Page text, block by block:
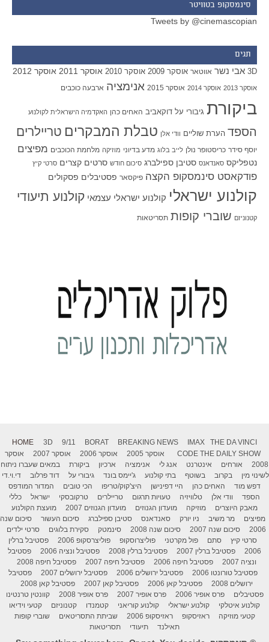
סינמסקופ בטוויטר
Tweets by @cinemascopian
תגים
3D אבי נשר אווטאר אוסקר 2009 אוסקר 2010 אוסקר 2011 אוסקר 2012
אוסקר 2013 אוסקר 2014 אוסקר 2015 אנימציה ארבעה כוכבים
ביקורת גיבורי על דוקאביב האחים כהן האקדמיה הישראלית לקולנוע
הספד הערת שוליים וודי אלן טבלת המבקרים טריילרים
יוסף סידר כריסטופר נולן לייב בלוג מדע בדיוני מוזיקה מלחמת הכוכבים מפיצים
נטפליקס סאנדאנס סטיבן ספילברג סיכום חודש סרטים קצרים סרטי קיץ
פודקאסט סינמסקופ הקצה פיקסאר פסטיבלים פסקולים
קולנוע ישראלי קולנוע ישראלי עצמאי קולנוע תיעודי
קטנוניזם שוברי קופות תסריטאות
HOME 3D 9/11 BORAT BREAKING NEWS IMAX
THE DA VINCI
CODE THE DAILY SHOW אוסקר 2005 אוסקר 2006 אוסקר 2007
אוסקר
2008
אורחים אינטרנט אנג לי אנימציה ארכיון ביקורת
במאים שעברו ניתוח
לשינוי מין
בקרוב בשוטף בתי קולנוע ג'יימס בונד גיבורי על דוד פרלוב
די.וי.די
דפש מוד
האחים כהן היי דפינישן היצ'קוק/טריפו הכי טובים
המדור המודפס
הספד
וודי אלן טלוויזיה טעויות תרגום טריילרים טרקובסקי ישראל
כללי
מאבק היוצרים
מוזיקה מועדון הגנוזים מועדון הגנוזים 2007
מועצת הקולנוע
מפיצים
מר משיב ניו יורק סאנדאנס סטיבן ספילברג סיכום העשור
סיכום שנה
2006
סיכום שנה 2007 סיכום שנה 2008 סינמטק סקירת בלוגים
סרטי ילדים
סרטי קיץ
סתם פול מקרטני פוליצרוסקופ פוליצרסקופ 2006
פסטיבל ברלין
2006
פסטיבל ברלין 2007 פסטיבל ברלין 2008 פסטיבל ונציה 2006
פסטיבל
ונציה 2007
פסטיבל חיפה 2006 פסטיבל חיפה 2007
פסטיבל חיפה 2008
פסטיבל טורונטו 2006
פסטיבל ירושלים 2006 פסטיבל ירושלים 2007
פסטיבל
ירושלים 2008
פסטיבל קאן 2006 פסטיבל קאן 2007
פסטיבל קאן 2008
פסטיבלים
פרס אופיר 2006 פרס אופיר 2007 פרס אופיר 2008
קוונטין טרנטינו
קולנוע איטלקי
קולנוע ישראלי קולנוע קוריאני קטמנדו קטנוניזם
קטעי וידיאו
קטעי מוזיקה
ראזיסקופ ראזיסקופ 2006 שביתת התסריטאים
שוברי קופות
תאילנד
תיעודי תסריטאות